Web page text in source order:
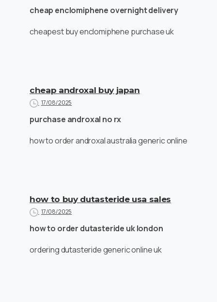
cheap enclomiphene overnight delivery
cheapest buy enclomiphene purchase uk
cheap androxal buy japan
17/08/2025
purchase androxal no rx
how to order androxal australia generic online
how to buy dutasteride usa sales
17/08/2025
how to order dutasteride uk london
ordering dutasteride generic online uk